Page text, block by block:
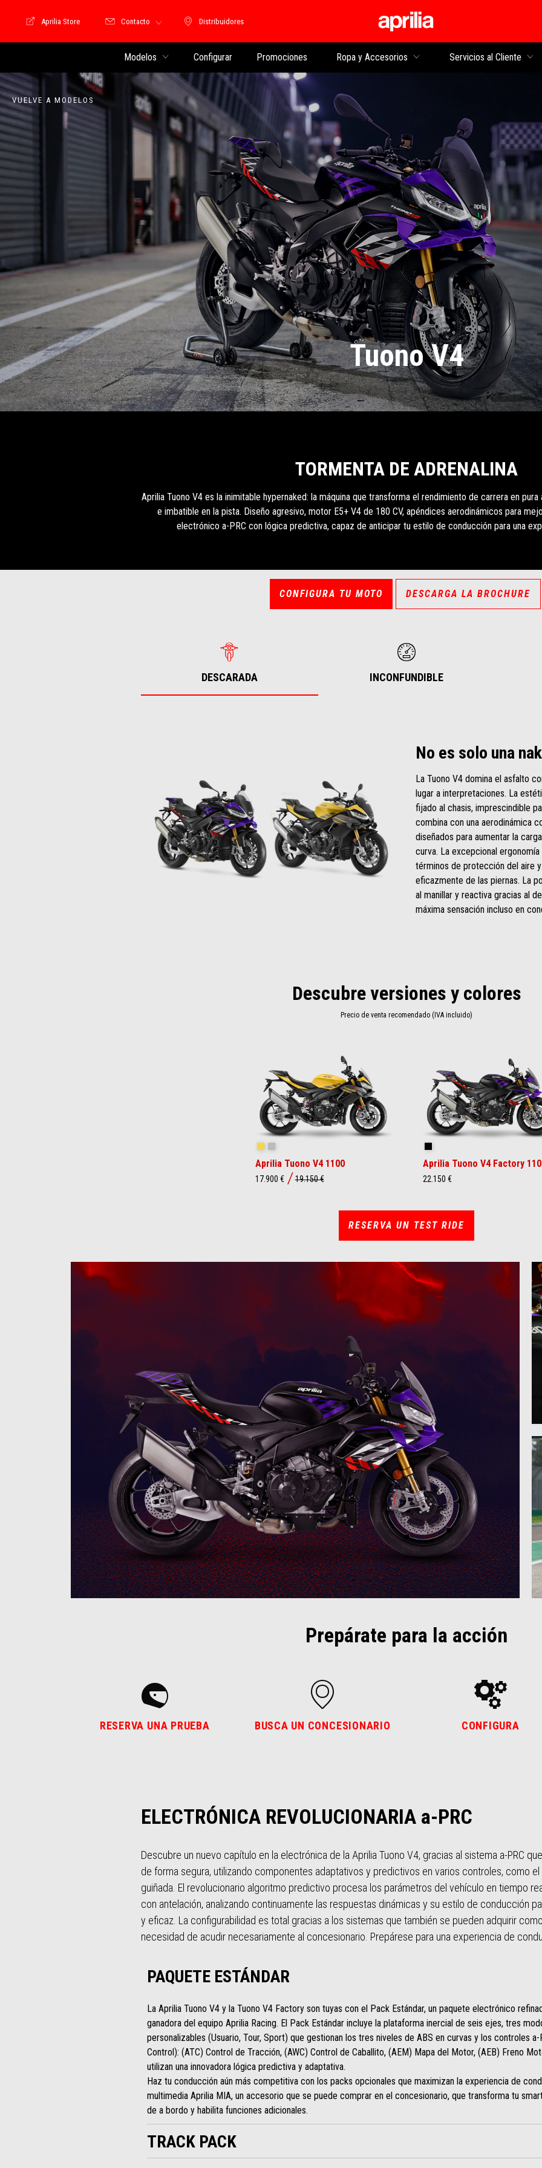
Distribuidores
Distribuidores
Store Motoguzzi
Aprilia Store Contacto
Modelos Configurar Promociones Ropa y Accesorios Servicios al Cliente
VUELVE A MODELOS
Tuono V4
TORMENTA DE ADRENALINA
Aprilia Tuono V4 es la inimitable hypernaked: la máquina que transforma el rendimiento de carrera en
e imbatible en la pista. Diseño agresivo, motor E5+ V4 de 180 CV, apéndices aerodinámicos para
electrónico a-PRC con lógica predictiva, capaz de anticipar tu estilo de conducción para una
CONFIGURA TU MOTO DESCARGA LA BROCHURE
DESCARADA INCONFUNDIBLE
No es solo una
La Tuono V4 domina el asfalto
lugar a interpretaciones. La
fijado al chasis, imprescindible
combina con una aerodinámica
diseñados para aumentar la
curva. La excepcional
términos de protección del aire
eficazmente de las piernas. La
al manillar y reactiva gracias al
máxima sensación incluso en
Descubre versiones y colores
Precio de venta recomendado (IVA incluido)
Aprilia Tuono V4 1100
17.900 € 19.150 €
Aprilia Tuono V4 Factory
22.150 €
RESERVA UN TEST RIDE
Prepárate para la acción
RESERVA UNA PRUEBA BUSCA UN CONCESIONARIO CONFIGURA
ELECTRÓNICA REVOLUCIONARIA a-PRC
Descubre un nuevo capítulo en la electrónica de la Aprilia Tuono V4, gracias al sistema a-PRC
de forma segura, utilizando componentes adaptativos y predictivos en varios controles, como
guiñada. El revolucionario algoritmo predictivo procesa los parámetros del vehículo en tiempo
con antelación, analizando continuamente las respuestas dinámicas y su estilo de conducción
y eficaz. La configurabilidad es total gracias a los sistemas que también se pueden adquirir
necesidad de acudir necesariamente al concesionario. Prepárese para una experiencia de
PAQUETE ESTÁNDAR
La Aprilia Tuono V4 y la Tuono V4 Factory son tuyas con el Pack Estándar, un paquete electrónico
ganadora del equipo Aprilia Racing. El Pack Estándar incluye la plataforma inercial de seis ejes, tres
personalizables (Usuario, Tour, Sport) que gestionan los tres niveles de ABS en curvas y los controles
Control): (ATC) Control de Tracción, (AWC) Control de Caballito, (AEM) Mapa del Motor, (AEB) Freno
utilizan una innovadora lógica predictiva y adaptativa.
Haz tu conducción aún más competitiva con los packs opcionales que maximizan la experiencia de
multimedia Aprilia MIA, un accesorio que se puede comprar en el concesionario, que transforma tu
de a bordo y habilita funciones adicionales.
TRACK PACK